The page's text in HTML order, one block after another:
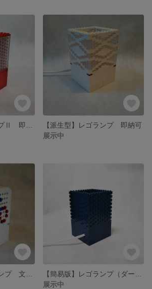
【派生型】レゴランプ 即納可
展示中
展示中